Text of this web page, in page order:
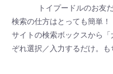
トイプードルのお友
検索の仕方はとっても簡単！
サイトの検索ボックスから
ぞれ選択／入力するだけ。